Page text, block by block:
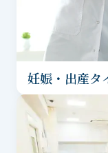
妊娠・出産タ